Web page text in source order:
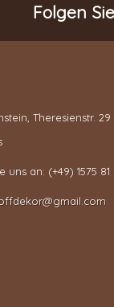
Folgen
Theresienstr. 29
uns an: (+49) 1575 81